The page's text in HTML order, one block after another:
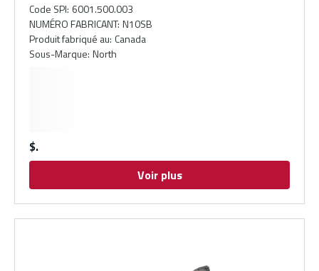
Code SPI: 6001.500.003
NUMÉRO FABRICANT: N10SB
Produit fabriqué au: Canada
Sous-Marque: North
$
Voir plus